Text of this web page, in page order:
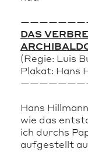
DAS
(Regie: Luis
Plakat: Hans
Hans
wie das
ich durchs
aufgestellt